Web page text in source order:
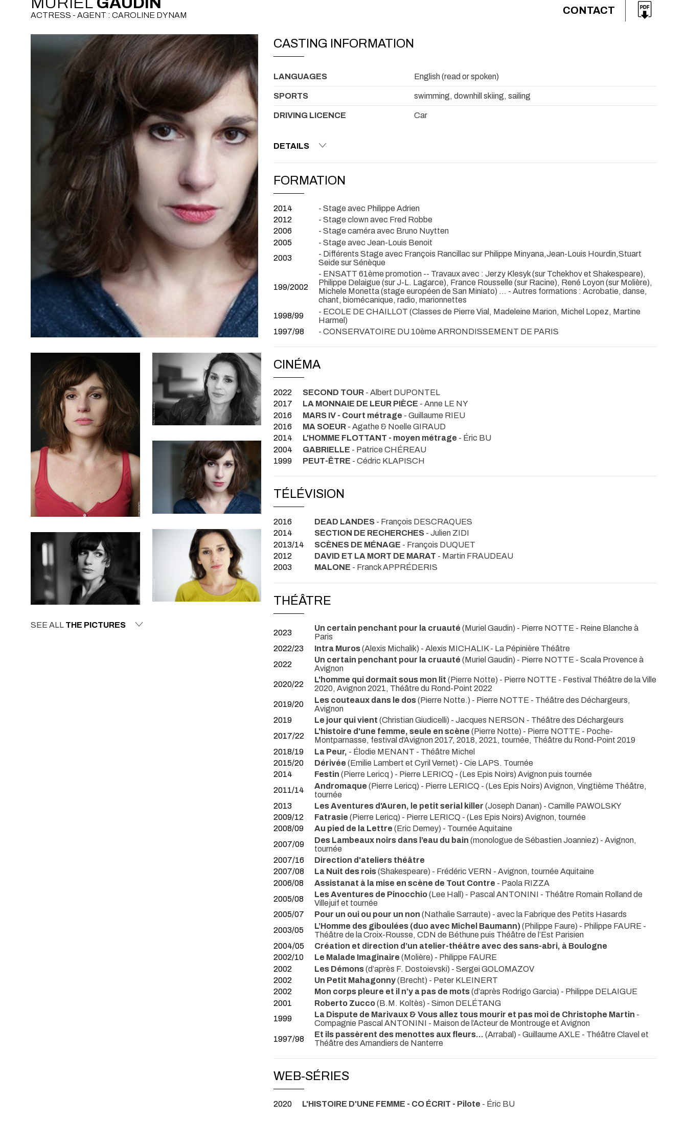
ACTRESS - AGENT : CAROLINE DYNAM CONTACT
SEE ALL THE PICTURES
CASTING INFORMATION
LANGUAGES English (read or spoken)
SPORTS swimming, downhill skiing, sailing
DRIVING LICENCE Car
DETAILS
FORMATION
2014
- Stage avec Philippe Adrien
2012
- Stage clown avec Fred Robbe
2006
- Stage caméra avec Bruno Nuytten
2005
- Stage avec Jean-Louis Benoit
2003
- Différents Stage avec François Rancillac sur Philippe Minyana,Jean-Louis Hourdin,Stuart
Seide sur Sénèque
199/2002
- ENSATT 61ème promotion -- Travaux avec : Jerzy Klesyk (sur Tchekhov et Shakespeare),
Philippe Delaigue (sur J-L. Lagarce), France Rousselle (sur Racine), René Loyon (sur Molière),
Michele Monetta (stage européen de San Miniato) ... - Autres formations : Acrobatie, danse,
chant, biomécanique, radio, marionnettes
1998/99
- ECOLE DE CHAILLOT (Classes de Pierre Vial, Madeleine Marion, Michel Lopez, Martine
Harmel)
1997/98
- CONSERVATOIRE DU 10ème ARRONDISSEMENT DE PARIS
CINÉMA
2022 SECOND TOUR - Albert DUPONTEL
2017
LA MONNAIE DE LEUR PIÈCE - Anne LE NY
2016
MARS IV - Court métrage - Guillaume RIEU
2016
MA SOEUR - Agathe & Noelle GIRAUD
2014
L'HOMME FLOTTANT - moyen métrage - Éric BU
2004
GABRIELLE - Patrice CHÉREAU
1999
PEUT-ÊTRE - Cédric KLAPISCH
TÉLÉVISION
2016 DEAD LANDES - François DESCRAQUES
2014
SECTION DE RECHERCHES - Julien ZIDI
2013/14
SCÈNES DE MÉNAGE - François DUQUET
2012
DAVID ET LA MORT DE MARAT - Martin FRAUDEAU
2003
MALONE - Franck APPRÉDERIS
THÉÂTRE
2023 Un certain penchant pour la cruauté (Muriel Gaudin) - Pierre NOTTE - Reine Blanche à
Paris
2022/23
Intra Muros(Alexis Michalik) - Alexis MICHALIK- La Pépinière Théâtre
2022
Un certain penchant pour la cruauté (Muriel Gaudin) - Pierre NOTTE - Scala Provence à
Avignon
2020/22
L'homme qui dormait sous mon lit (Pierre Notte) - Pierre NOTTE - Festival Théâtre de la Ville
2020, Avignon 2021, Théâtre du Rond-Point 2022
2019/20
Les couteaux dans le dos(Pierre Notte.) - Pierre NOTTE - Théâtre des Déchargeurs,
Avignon
2019
Le jour qui vient (Christian Giudicelli) - Jacques NERSON - Théâtre des Déchargeurs
2017/22
L'histoire d'une femme, seule en scène (Pierre Notte) - Pierre NOTTE - Poche-
Montparnasse, festival d'Avignon 2017, 2018, 2021, tournée, Théâtre du Rond-Point 2019
2018/19
La Peur, - Élodie MENANT - Théâtre Michel
2015/20
Dérivée (Emilie Lambert et Cyril Vernet) - Cie LAPS. Tournée
2014
Festin (Pierre Lericq ) - Pierre LERICQ - (Les Epis Noirs) Avignon puis tournée
2011/14
Andromaque (Pierre Lericq) - Pierre LERICQ - (Les Epis Noirs) Avignon, Vingtième Théâtre,
tournée
2013
Les Aventures d'Auren, le petit serial killer (Joseph Danan) - Camille PAWOLSKY
2009/12
Fatrasie (Pierre Lericq) - Pierre LERICQ - (Les Epis Noirs) Avignon, tournée
2008/09
Au pied de la Lettre (Eric Demey) - Tournée Aquitaine
2007/09
Des Lambeaux noirs dans l’eau du bain (monologue de Sébastien Joanniez) - Avignon,
tournée
2007/16
Direction d'ateliers théâtre
2007/08
La Nuit des rois(Shakespeare) - Frédéric VERN - Avignon, tournée Aquitaine
2006/08
Assistanat à la mise en scène de Tout Contre - Paola RIZZA
2005/08
Les Aventures de Pinocchio(Lee Hall) - Pascal ANTONINI - Théâtre Romain Rolland de
Villejuif et tournée
2005/07
Pour un oui ou pour un non (Nathalie Sarraute) - avec la Fabrique des Petits Hasards
2003/05
L’Homme des giboulées (duo avec Michel Baumann)(Philippe Faure) - Philippe FAURE -
Théâtre de la Croix-Rousse, CDN de Béthune puis Théâtre de l’Est Parisien
2004/05
Création et direction d’un atelier-théâtre avec des sans-abri, à Boulogne
2002/10
Le Malade Imaginaire (Molière) - Philippe FAURE
2002
Les Démons(d’après F. Dostoievski) - Sergei GOLOMAZOV
2002
Un Petit Mahagonny(Brecht) - Peter KLEINERT
2002
Mon corps pleure et il n’y a pas de mots(d’après Rodrigo Garcia) - Philippe DELAIGUE
2001
Roberto Zucco(B.M. Koltès) - Simon DELÉTANG
1999
La Dispute de Marivaux & Vous allez tous mourir et pas moi de Christophe Martin -
Compagnie Pascal ANTONINI - Maison de l’Acteur de Montrouge et Avignon
1997/98
Et ils passèrent des menottes aux fleurs... (Arrabal) - Guillaume AXLE - Théâtre Clavel et
Théâtre des Amandiers de Nanterre
WEB-SÉRIES
2020 L'HISTOIRE D'UNE FEMME - CO ÉCRIT - Pilote - Éric BU